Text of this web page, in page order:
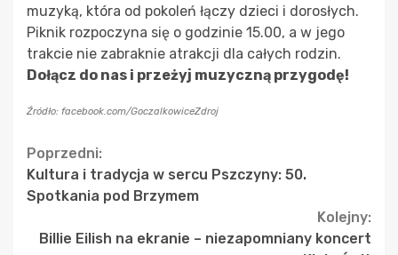
muzyką, która od pokoleń łączy dzieci i dorosłych.
Piknik rozpoczyna się o godzinie 15.00, a w jego
trakcie nie zabraknie atrakcji dla całych rodzin.
Dołącz do nas i przeżyj muzyczną przygodę!
Źródło: facebook.com/GoczalkowiceZdroj
Continue
Reading
Poprzedni:
Kultura i tradycja w sercu Pszczyny: 50.
Spotkania pod Brzymem
Kolejny:
Billie Eilish na ekranie – niezapomniany koncert